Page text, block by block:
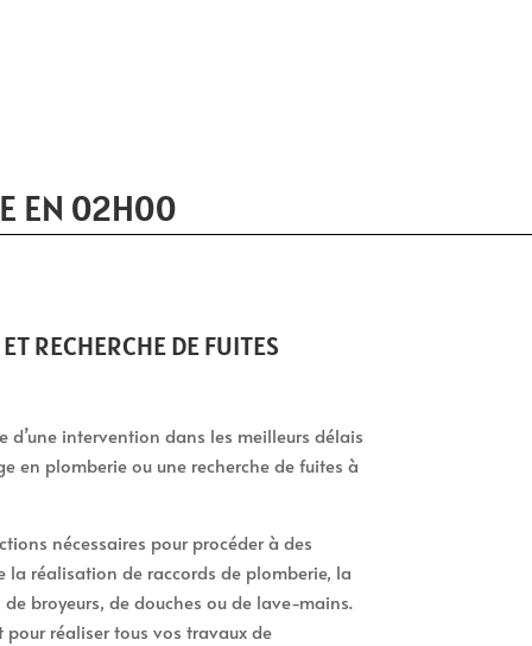
EN 02H00
RECHERCHE DE FUITES
d’une intervention dans les meilleurs délais
en plomberie ou une recherche de fuites à
nécessaires pour procéder à des
la réalisation de raccords de plomberie, la
broyeurs, de douches ou de lave-mains.
réaliser tous vos travaux de